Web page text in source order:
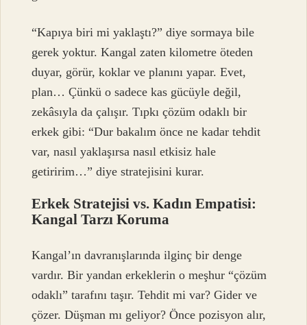
“Kapıya biri mi yaklaştı?” diye sormaya bile
gerek yoktur. Kangal zaten kilometre öteden
duyar, görür, koklar ve planını yapar. Evet,
plan… Çünkü o sadece kas gücüyle değil,
zekâsıyla da çalışır. Tıpkı çözüm odaklı bir
erkek gibi: “Dur bakalım önce ne kadar tehdit
var, nasıl yaklaşırsa nasıl etkisiz hale
getiririm…” diye stratejisini kurar.
Erkek Stratejisi vs. Kadın Empatisi:
Kangal Tarzı Koruma
Kangal’ın davranışlarında ilginç bir denge
vardır. Bir yandan erkeklerin o meşhur “çözüm
odaklı” tarafını taşır. Tehdit mi var? Gider ve
çözer. Düşman mı geliyor? Önce pozisyon alır,